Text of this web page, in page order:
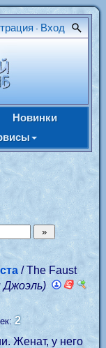
• Вход
Новинки
/ The Faust
Джоэль)
2
Женат, у него